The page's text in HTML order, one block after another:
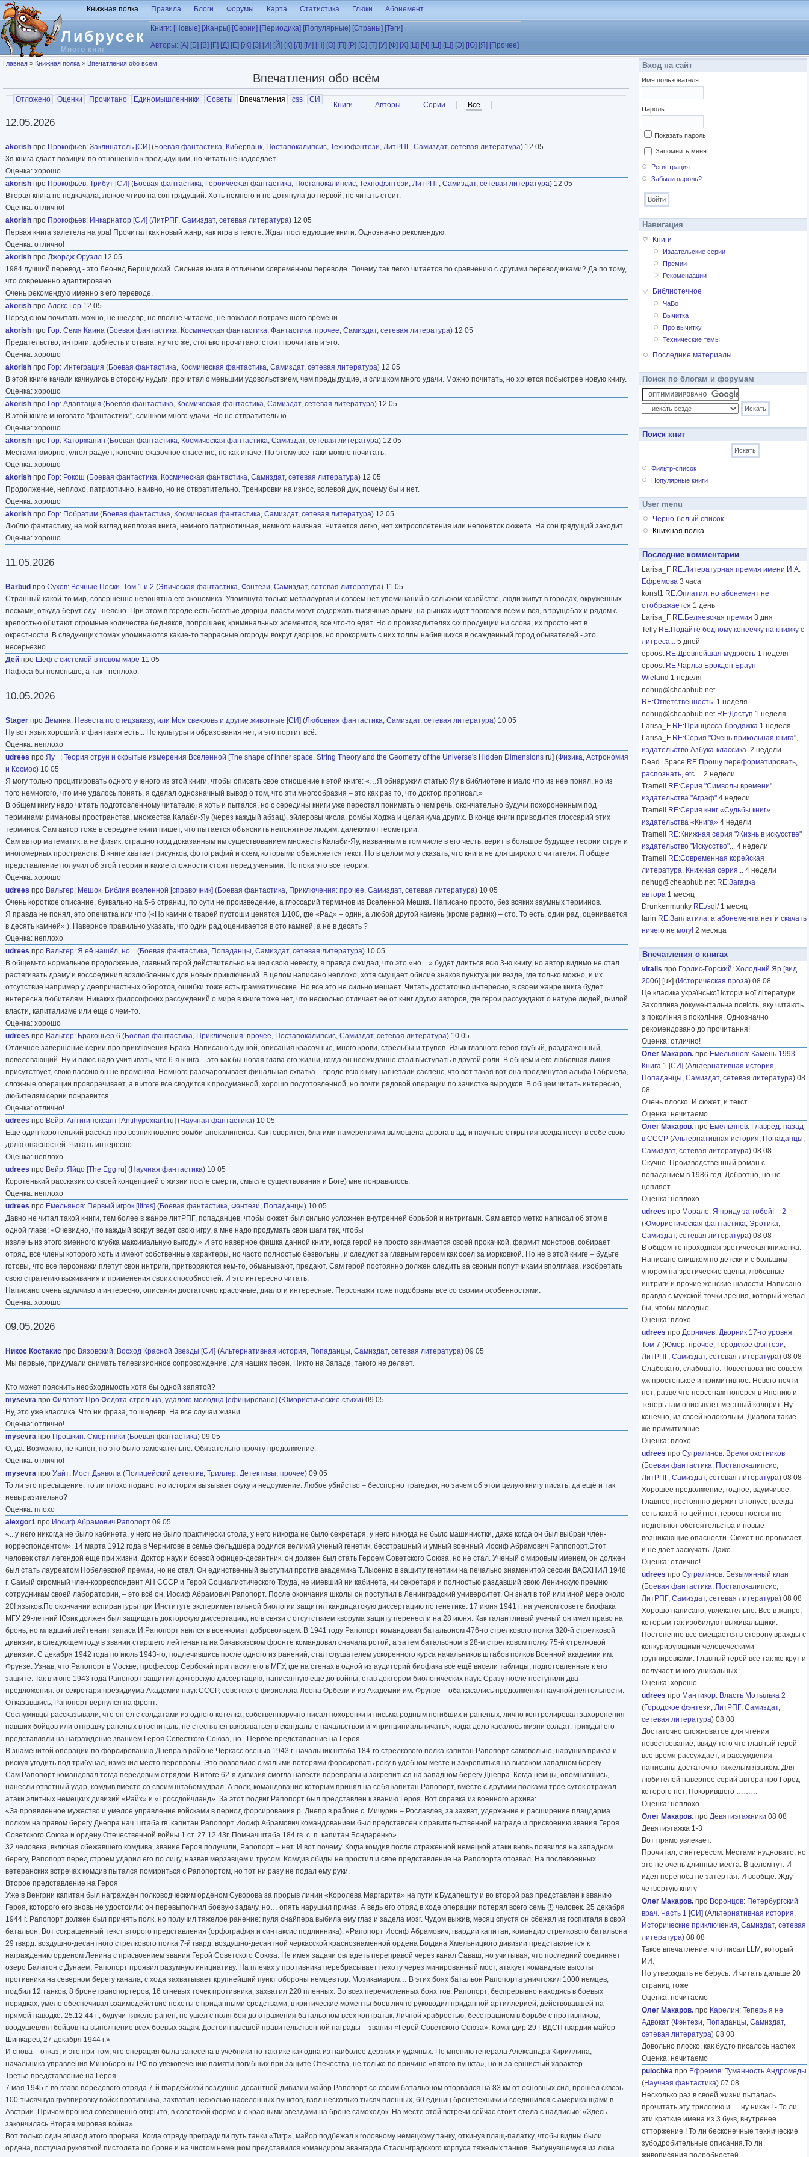
Перейти к основному содержанию
Либрусек
Много книг
Книжная полка Правила Блоги Форумы Карта Статистика Глюки Абонемент
Книги: [Новые] [Жанры] [Серии] [Периодика] [Популярные] [Страны] [Теги]
Авторы: [А] [Б] [В] [Г] [Д] [Е] [Ж] [З] [И] [Й] [К] [Л] [М] [Н] [О] [П] [Р] [С] [Т] [У] [Ф] [Х] [Ц] [Ч] [Ш] [Щ] [Э] [Ю] [Я] [Прочее]
Вы здесь
Главная » Книжная полка » Впечатления обо всём
Впечатления обо всём
Главные вкладки
Отложено Оценки Прочитано Единомышленники Советы Впечатления (активная вкладка)
css СИ
Вторичные вкладки Книги Авторы Серии Все
12.05.2026
akorish про Прокофьев: Заклинатель [СИ] (Боевая фантастика, Киберпанк, Постапокалипсис, Технофэнтези, ЛитРПГ, Самиздат, сетевая литература) 12 05
3я книга сдает позиции по отношению к предыдущим, но читать не надоедает.
Оценка: хорошо
akorish про Прокофьев: Трибут [СИ] (Боевая фантастика, Героическая фантастика, Постапокалипсис, Технофэнтези, ЛитРПГ, Самиздат, сетевая литература) 12 05
Вторая книга не подкачала, легкое чтиво на сон грядущий. Хоть немного и не дотянула до первой, но читать стоит.
Оценка: отлично!
akorish про Прокофьев: Инкарнатор [СИ] (ЛитРПГ, Самиздат, сетевая литература) 12 05
Первая книга залетела на ура! Прочитал как новый жанр, как игра в тексте. Ждал последующие книги. Однозначно рекомендую.
Оценка: отлично!
akorish про Джордж Оруэлл 12 05
1984 лучший перевод - это Леонид Бершидский. Сильная книга в отличном современном переводе. Почему так легко читается по сравнению с другими переводчиками? Да по тому,
что современно адаптировано.
Очень рекомендую именно в его переводе.
akorish про Алекс Гор 12 05
Перед сном почитать можно, не шедевр, но вполне читаемо, не пожалел потраченного времени.
akorish про Гор: Семя Каина (Боевая фантастика, Космическая фантастика, Фантастика: прочее, Самиздат, сетевая литература) 12 05
Предательство, интриги, доблесть и отвага, ну что же, столько прочитано, стоит прочитать и это.
Оценка: хорошо
akorish про Гор: Интеграция (Боевая фантастика, Космическая фантастика, Самиздат, сетевая литература) 12 05
В этой книге качели качнулись в сторону нудьги, прочитал с меньшим удовольствием, чем предыдущие, и слишком много удачи. Можно почитать, но хочется побыстрее новую книгу.
Оценка: хорошо
akorish про Гор: Адаптация (Боевая фантастика, Космическая фантастика, Самиздат, сетевая литература) 12 05
В этой книге многовато "фантастики", слишком много удачи. Но не отвратительно.
Оценка: хорошо
akorish про Гор: Каторжанин (Боевая фантастика, Космическая фантастика, Самиздат, сетевая литература) 12 05
Местами юморно, улгол радует, конечно сказочное спасение, но как иначе. По этому все-таки можно почитать.
Оценка: хорошо
akorish про Гор: Рокош (Боевая фантастика, Космическая фантастика, Самиздат, сетевая литература) 12 05
Продолжение, неплохо, патриотично, наивно, но не отвратительно. Тренировки на износ, волевой дух, почему бы и нет.
Оценка: хорошо
akorish про Гор: Побратим (Боевая фантастика, Космическая фантастика, Самиздат, сетевая литература) 12 05
Люблю фантастику, на мой взгляд неплохая книга, немного патриотичная, немного наивная. Читается легко, нет хитросплетения или непоняток сюжета. На сон грядущий заходит.
Оценка: хорошо
11.05.2026
Barbud про Сухов: Вечные Пески. Том 1 и 2 (Эпическая фантастика, Фэнтези, Самиздат, сетевая литература) 11 05
Странный какой-то мир, совершенно непонятна его экономика. Упомянута только металлургия и совсем нет упоминаний о сельском хозяйстве, люди живут в городах, окруженных
песками, откуда берут еду - неясно. При этом в городе есть богатые дворцы, власти могут содержать тысячные армии, на рынках идет торговля всем и вся, в трущобах и рядом с
крепостью обитают огромные количества бедняков, попрошаек, криминальных элементов, все что-то едят. Но о производителях с/х продукции ни слова, их просто нет в
окрестности. В следующих томах упоминаются какие-то террасные огороды вокруг дворцов, но прокормить с них толпы набившихся в осажденный город обывателей - это
несерьезно.
Дей про Шеф с системой в новом мире 11 05
Пафоса бы поменьше, а так - неплохо.
10.05.2026
Stager про Демина: Невеста по спецзаказу, или Моя свекровь и другие животные [СИ] (Любовная фантастика, Самиздат, сетевая литература) 10 05
Ну вот язык хороший, и фантазия есть... Но культуры и образования нет, и это портит всё.
Оценка: неплохо
udrees про Яу : Теория струн и скрытые измерения Вселенной [The shape of inner space. String Theory and the Geometry of the Universe's Hidden Dimensions ru] (Физика, Астрономия
и Космос) 10 05
Я могу только процитировать одного ученого из этой книги, чтобы описать свое отношение к этой книге: «…Я обнаружил статью Яу в библиотеке и мало что из нее понял, но из
того немногого, что мне удалось понять, я сделал однозначный вывод о том, что эти многообразия – это как раз то, что доктор прописал.»
В общем книгу надо читать подготовленному читателю, я хоть и пытался, но с середины книги уже перестал понимать о чем речь, окончательно будучи похороненным под
терминами римановы пространства, множества Калаби-Яу (через каждый абзац), эйлеровы числа, ромбы Ходжа и целая куча других. В конце книги приводится глоссарий этих
терминов. Сам автор тоже в середине книги пишет, что пытается объяснить непонятное людям, далеким от геометрии.
Сам автор математик, а не физик, страшно горд доказанным им существованием множеств Калаби-Яу, названным в том числе в его честь, верит в большое будущее теории струн и
многомерных пространств. В книге хватает рисунков, фотографий и схем, которыми объясняется текст. Но в целом могу сказать, что книга не для широкого читателя. Я общее
представление получил об этой теории и какие сложности стоят перед учеными. Но пока это все теория.
Оценка: хорошо
udrees про Вальтер: Мешок. Библия вселенной [справочник] (Боевая фантастика, Приключения: прочее, Самиздат, сетевая литература) 10 05
Очень короткое описание, буквально на 5-6 страниц, по сути не произведение, а глоссарий терминов из Вселенной Мешка. Написано просто, без всяких заумных терминов.
Я правда не понял, это опечатка или что («Но камни с тварей пустоши ценятся 1/100, где «Рад» – один, а любой другой камень (кроме редких) – сто. То есть, один рад, оценивается
в десять камней».). Наверное правильно указать, что один рад оценивается в сто камней, а не в десять ?
Оценка: неплохо
udrees про Вальтер: Я её нашёл, но... (Боевая фантастика, Попаданцы, Самиздат, сетевая литература) 10 05
В общем-то нормальное продолжение, главный герой действительно нашел свою невесту, я правда ожидал, что это «но…» будет длиться всю 3-ю книгу, но автор видимо не стал
растягивать драму и воссоединил возлюбленных для новых приключений. В целом написано неплохо, хотя смущает обилие знаков пунктуации везде, где только можно, и их
отсутствие например у деепричастных оборотов, ошибки тоже есть грамматические. Но все это не сильно мешает. Читать достаточно интересно, в своем жанре книга будет
интересна любителям. Никаких философских рассуждений о мире в книге тоже нет, что несколько отличает ее от книг других авторов, где герои рассуждают о натуре людей, гнилой
власти, капитализме или еще о чем-то.
Оценка: хорошо
udrees про Вальтер: Браконьер 6 (Боевая фантастика, Приключения: прочее, Постапокалипсис, Самиздат, сетевая литература) 10 05
Отличное завершение серии про приключения Брака. Написано с душой, описания красочные, много крови, стрельбы и трупов. Язык главного героя грубый, раздраженный,
повелевающий. Ну и плюс надо учитывать, что 6-я книга – это как бы новая глава его жизни, когда он неожиданно стал выступать в другой роли. В общем и его любовная линия
присутствует, свою пассию он не променял. Немного разочаровывает финальная схватка – вроде всю книгу нагнетали саспенс, что вот такая вот она продвинутая альфа Габриела,
сложные операции проворачивает, а в итоге все сводится к продуманной, хорошо подготовленной, но почти рядовой операции по зачистке выродков. В общем читать интересно,
любителям серии понравится.
Оценка: отлично!
udrees про Вейр: Антигипоксант [Antihypoxiantru] (Научная фантастика) 10 05
Еще один коротенький рассказ про возникновение зомби-апокалипсиса. Как говорится, благими намерениями вымощена дорога в ад, и научные открытия всегда несут в себе свою
долю опасностей. Читать интересно.
Оценка: неплохо
udrees про Вейр: Яйцо [The Egg ru] (Научная фантастика) 10 05
Коротенький рассказик со своей концепцией о жизни после смерти, смысле существования и Боге) мне понравилось.
Оценка: неплохо
udrees про Емельянов: Первый игрок [litres] (Боевая фантастика, Фэнтези, Попаданцы) 10 05
Давно не читал такой книги, тем более в жанре литРПГ, попаданцев, чтобы сюжет был сильно усложнен внутренней борьбой и интригами. Сам автор метко написал об этом в
одной главе: «Очевидно, что каждый вокруг ведет свою игру, а мне надо продумать свои шаги так, чтобы
извлечь из этого змеиного клубка максимальную выгоду.» И это наверное фишка данной книги, когда герой не просто занимается своей прокачкой, фармит монстров, собирает
отряд, все члены которого хоть и имеют собственные характеры, но часто полностью безвольны, и следуют за главным героем как осел за морковкой. Но не в этой книге – будьте
готовы, что все персонажи плетут свои интриги, притворяются кем-то, обманывают, предают. Сам герой постоянно должен следить за своими попутчиками вполглаза, изобретать
свою стратегию выживания и применения своих способностей. И это интересно читать.
Написано очень вдумчиво и интересно, описания достаточно красочные, диалоги интересные. Персонажи тоже подобраны все со своими особенностями.
Оценка: хорошо
09.05.2026
Никос Костакис про Вязовский: Восход Красной Звезды [СИ] (Альтернативная история, Попаданцы, Самиздат, сетевая литература) 09 05
Мы первые, придумали снимать телевизионное сопровождение, для наших песен. Никто на Западе, такого не делает.
Кто может пояснить необходимость хотя бы одной запятой?
mysevra про Филатов: Про Федота-стрельца, удалого молодца [ёфицировано] (Юмористические стихи) 09 05
Ну, это уже классика. Что ни фраза, то шедевр. На все случаи жизни.
Оценка: отлично!
mysevra про Прошкин: Смертники (Боевая фантастика) 09 05
О, да. Возможно, не канон, но это было замечательно. Обязательно прочту продолжение.
Оценка: отлично!
mysevra про Уайт: Мост Дьявола (Полицейский детектив, Триллер, Детективы: прочее) 09 05
То ли это пресыщение, то ли плохо подано, но история вызывает скуку и недоумение. Любое убийство – бесспорно трагедия, но зачем об этом целую книгу писать, да ещё и так
невыразительно?
Оценка: плохо
alexgor1 про Иосиф Абрамович Рапопорт 09 05
«...у него никогда не было кабинета, у него не было практически стола, у него никогда не было секретаря, у него никогда не было машинистки, даже когда он был выбран член-
корреспондентом». 14 марта 1912 года в Чернигове в семье фельдшера родился великий ученый генетик, бесстрашный и умный военный Иосиф Абрамович Раппопорт.Этот
человек стал легендой еще при жизни. Доктор наук и боевой офицер-десантник, он должен был стать Героем Советского Союза, но не стал. Ученый с мировым именем, он должен
был стать лауреатом Нобелевской премии, но не стал. Он единственный выступил против академика Т.Лысенко в защиту генетики на печально знаменитой сессии ВАСХНИЛ 1948
г. Самый скромный член-корреспондент АН СССР и Герой Социалистического Труда, не имевший ни кабинета, ни секретаря и полностью раздавший свою Ленинскую премию
сотрудникам своей лаборатории, – это всё он, Иосиф Абрамович Рапопорт. После окончания школы он поступил в Ленинградский университет. Он знал в той или иной мере около
20! языков.По окончании аспирантуры при Институте экспериментальной биологии защитил кандидатскую диссертацию по генетике. 17 июня 1941 г. на ученом совете биофака
МГУ 29-летний Юзик должен был защищать докторскую диссертацию, но в связи с отсутствием кворума защиту перенесли на 28 июня. Как талантливый ученый он имел право на
бронь, но младший лейтенант запаса И.Рапопорт явился в военкомат добровольцем. В 1941 году Рапопорт командовал батальоном 476-го стрелкового полка 320-й стрелковой
дивизии, в следующем году в звании старшего лейтенанта на Закавказском фронте командовал сначала ротой, а затем батальоном в 28-м стрелковом полку 75-й стрелковой
дивизии. С декабря 1942 года по июль 1943-го, подлечившись после одного из ранений, стал слушателем ускоренного курса начальников штабов полков Военной академии им.
Фрунзе. Узнав, что Рапопорт в Москве, профессор Сербский пригласил его в МГУ, где на стенах в одной из аудиторий биофака всё ещё висели таблицы, подготовленные к его
защите. Так в июне 1943 года Рапопорт защитил докторскую диссертацию, написанную ещё до войны, став доктором биологических наук. Сразу после поступили два
предложения: от секретаря президиума Академии наук СССР, советского физиолога Леона Орбели и из Академии им. Фрунзе – оба касались продолжения научной деятельности.
Отказавшись, Рапопорт вернулся на фронт.
Сослуживцы рассказывали, что он ел с солдатами из одного котелка, собственноручно писал похоронки и письма родным погибших и раненых, лично контролировал захоронения
павших бойцов или отправку раненых в госпиталь, не стеснялся ввязываться в скандалы с начальством и «принципиальничать», когда дело касалось жизни солдат. трижды! его
представляли на награждение званием Героя Совесткого Союза, но...Первое представление на Героя
В знаменитой операции по форсированию Днепра в районе Черкасс осенью 1943 г. начальник штаба 184-го стрелкового полка капитан Рапопорт самовольно, нарушив приказ и
рискуя угодить под трибунал, изменил место переправы. Это позволило с малыми потерями форсировать реку в удобном месте и закрепиться на высоком западном берегу.
Сам Рапопорт командовал тогда передовым отрядом. В итоге 62-я дивизия смогла навести переправы и закрепиться на западном берегу Днепра. Когда немцы, опомнившись,
нанесли ответный удар, комдив вместе со своим штабом удрал. А полк, командование которым принял на себя капитан Рапопорт, вместе с другими полками трое суток отражал
атаки элитных немецких дивизий «Райх» и «Гроссдойчланд». За этот подвиг Рапопорт был представлен к званию Героя. Вот справка из военного архива:
«За проявленное мужество и умелое управление войсками в период форсирования р. Днепр в районе с. Мичурин – Рославлев, за захват, удержание и расширение плацдарма
полком на правом берегу Днепра нач. штаба гв. капитан Рапопорт Иосиф Абрамович командованием был представлен к правительственной награде и присвоению звания Героя
Советского Союза и ордену Отечественной войны 1 ст. 27.12.43г. Помначштаба 184 гв. с. п. капитан Бондаренко».
32 человека, включая сбежавшего комдива, звание Героя получили, Рапопорт – нет. И вот почему. Когда комдив после отраженной немецкой атаки вновь появился на западном
берегу, Рапопорт перед строем ударил его по лицу, назвав мерзавцем и трусом. Комдив обиды не простил и свое представление на Рапопорта отозвал. На послевоенных
ветеранских встречах комдив пытался помириться с Рапопортом, но тот ни разу не подал ему руки.
Второе представление на Героя
Уже в Венгрии капитан был награжден полководческим орденом Суворова за прорыв линии «Королева Маргарита» на пути к Будапешту и во второй раз представлен к званию
Героя, которого его вновь не удостоили: он перевыполнил боевую задачу, но… опять нарушил приказ. А ведь его отряд в ходе операции потерял всего семь (!) человек. 25 декабря
1944 г. Рапопорт должен был принять полк, но получил тяжелое ранение: пуля снайпера выбила ему глаз и задела мозг. Чудом выжив, месяц спустя он сбежал из госпиталя в свой
батальон. Вот сокращенный текст второго представления (орфография и синтаксис подлинника): «Рапопорт Иосиф Абрамович, гвардии капитан, командир стрелкового батальона
29 гвард. воздушно-десантного стрелкового полка 7-й гвард. воздушно-десантной черкасской краснознаменной ордена Богдана Хмельницкого дивизии представляется к
награждению орденом Ленина с присвоением звания Герой Советского Союза. Не имея задачи овладеть переправой через канал Саваш, но учитывая, что последний соединяет
озеро Балатон с Дунаем, Рапопорт проявил разумную инициативу. На плечах у противника перебрасывает пехоту через минированный мост, атакует командные высоты
противника на северном берегу канала, с хода захватывает крупнейший пункт обороны немцев гор. Мозикамаром… В этих боях батальон Рапопорта уничтожил 1000 немцев,
подбил 12 танков, 8 бронетранспортеров, 16 огневых точек противника, захватил 220 пленных. Во всех перечисленных боях тов. Рапопорт, беспрерывно находясь в боевых
порядках, умело обеспечивал взаимодействие пехоты с приданными средствами, в критические моменты боев лично руководил приданной артиллерией, действовавшей на
прямой наводке. 25.12.44 г., будучи тяжело ранен, не ушел с поля боя до отражения батальоном всех контратак. Личной храбростью, бесстрашием в борьбе с противником,
воодушевлял бойцов на выполнение всех боевых задач. Достоин высшей правительственной награды – звания «Герой Советского Союза». Командир 29 ГВДСП гвардии майор
Шинкарев, 27 декабря 1944 г.»
И снова – отказ, и это при том, что операция была занесена в учебники по тактике как одна из наиболее дерзких и удачных. По мнению генерала Александра Кириллина,
начальника управления Минобороны РФ по увековечению памяти погибших при защите Отечества, не только по причине «пятого пункта», но и за ершистый характер.
Третье представление на Героя
7 мая 1945 г. во главе передового отряда 7-й гвардейской воздушно-десантной дивизии майор Рапопорт со своим батальоном оторвался на 83 км от основных сил, прошел сквозь
100-тысячную группировку войск противника, захватил несколько населенных пунктов, взял несколько тысяч пленных, 60 единиц бронетехники и соединился с американцами в
Австрии. Причем прошел совершенно открыто, в советской форме и с красными звездами на броне самоходок. На месте этой встречи сейчас стоит стела с надписью: «Здесь
закончилась Вторая мировая война».
Вот только один эпизод этого прорыва. Когда отряду преградили путь танки «Тигр», майор подбежал к головному немецкому танку, откинув плащ-палатку, чтобы видны были
ордена, постучал рукояткой пистолета по броне и на чистом немецком представился командиром авангарда Сталинградского корпуса тяжелых танков. Высунувшемуся из люка
Вход на сайт
Имя пользователя
Пароль
Показать пароль
Запомнить меня
Регистрация
Забыли пароль?
Навигация
Книги
Издательские серии
Премии
Рекомендации
Библиотечное
ЧаВо
Вычитка
Про вычитку
Технические темы
Последние материалы
Поиск по блогам и форумам
Поиск книг
Фильтр-список
Популярные книги
User menu
Чёрно-белый список
Книжная полка
Последние комментарии
Larisa_F RE:Литературная премия имени И.А.
Ефремова 3 часа
konst1 RE:Оплатил, но абонемент не
отображается 1 день
Larisa_F RE:Беляевская премия 3 дня
Telly RE:Подайте бедному копеечку на книжку с
литреса... 5 дней
epoost RE:Древнейшая мудрость 1 неделя
epoost RE:Чарльз Брокден Браун -
Wieland 1 неделя
nehug@cheaphub.net
RE:Ответственность. 1 неделя
nehug@cheaphub.net RE:Доступ 1 неделя
Larisa_F RE:Принцесса-бродяжка 1 неделя
Larisa_F RE:Серия "Очень прикольная книга",
издательство Азбука-классика 2 недели
Dead_Space RE:Прошу переформатировать,
распознать, etc... 2 недели
Tramell
RE:Серия "Символы времени"
издательства "Аграф" 4 недели
Tramell
RE:Серия книг «Судьбы книг»
издательства «Книга» 4 недели
Tramell
RE:Книжная серия "Жизнь в искусстве"
издательство "Искусство"... 4 недели
Tramell
RE:Современная корейская
литература. Книжная серия... 4 недели
nehug@cheaphub.net RE:Загадка
автора 1 месяц
Drunkenmunky RE:/sql/ 1 месяц
larin RE:Заплатила, а абонемента нет и скачать
ничего не могу! 2 месяца
Впечатления о книгах
vitalis про Горлис-Горский: Холодний Яр [вид.
2006] [uk] (Историческая проза) 08 08
Це класика української історичної літератури.
Захоплива документальна повість, яку читають
з покоління в покоління. Однозначно
рекомендовано до прочитання!
Оценка: отлично!
Олег Макаров. про Емельянов: Камень 1993.
Книга 1 [СИ] (Альтернативная история,
Попаданцы, Самиздат, сетевая литература) 08
08
Очень плоско. И сюжет, и текст
Оценка: нечитаемо
Олег Макаров. про Емельянов: Главред: назад
в СССР (Альтернативная история, Попаданцы,
Самиздат, сетевая литература) 08 08
Скучно. Производственный роман с
попаданием в 1986 год. Добротно, но не
цепляет
Оценка: неплохо
udrees про Морале: Я приду за тобой! – 2
(Юмористическая фантастика, Эротика,
Самиздат, сетевая литература) 08 08
В общем-то проходная эротическая книжонка.
Написано слишком по детски и с большим
упором на эротические сцены, любовные
интриги и прочие женские шалости. Написано
правда с мужской точки зрения, который желал
бы, чтобы молодые ………
Оценка: плохо
udrees про Дорничев: Дворник 17-го уровня.
Том 7 (Юмор: прочее, Городское фэнтези,
ЛитРПГ, Самиздат, сетевая литература) 08 08
Слабовато, слабовато. Повествование совсем
уж простенькое и примитивное. Нового почти
нет, разве что персонаж поперся в Японию и
теперь там описывает местный колорит. Ну
конечно, из своей колокольни. Диалоги такие
же примитивные ………
Оценка: плохо
udrees про Сугралинов: Время охотников
(Боевая фантастика, Постапокалипсис,
ЛитРПГ, Самиздат, сетевая литература) 08 08
Хорошее продолжение, годное, вдумчивое.
Главное, постоянно держит в тонусе, всегда
есть какой-то цейтнот, героев постоянно
подгоняют обстоятельства и новые
возникающие опасности. Сюжет не провисает,
и не дает заскучать. Даже ………
Оценка: отлично!
udrees про Сугралинов: Безымянный клан
(Боевая фантастика, Постапокалипсис,
ЛитРПГ, Самиздат, сетевая литература) 08 08
Хорошо написано, увлекательно. Все в жанре,
которым так изобилуют выживальщики.
Постепенно все смещается в сторону вражды с
конкурирующими человеческими
группировками. Главный герой все так же крут и
получает много уникальных ………
Оценка: хорошо
udrees про Мантикор: Власть Мотылька 2
(Городское фэнтези, ЛитРПГ, Самиздат,
сетевая литература) 08 08
Достаточно сложноватое для чтения
повествование, ввиду того что главный герой
все время рассуждает, и рассуждения
написаны достаточно тяжелым языком. Для
любителей наверное серий автора про Город
которого нет, Покорившего ………
Оценка: неплохо
Олег Макаров. про Девятиэтажники 08 08
Девятиэтажка 1-3
Вот прямо увлекает.
Прочитал, с интересом. Местами нудновато, но
это не очень длинные места. В целом гут. И
идея переноса не затёртая. И вообще. Жду
четвёртую книгу
Олег Макаров. про Воронцов: Петербургский
врач. Часть 1 [СИ] (Альтернативная история,
Исторические приключения, Самиздат, сетевая
литература) 08 08
Такое впечатление, что писал LLM, который
ИИ.
Но утверждать не берусь. И читать дальше 20
страниц тоже
Оценка: нечитаемо
Олег Макаров. про Карелин: Теперь я не
Адвокат (Фэнтези, Попаданцы, Самиздат,
сетевая литература) 08 08
Довольно плоско, как будто писалось наспех
Оценка: нечитаемо
pulochka про Ефремов: Туманность Андромеды
(Научная фантастика) 07 08
Несколько раз в своей жизни пыталась
прочитать эту трилогию и......ну никак.! - То ли
эти краткие имена из 3 букв, внутренее
отторжение ! То ли бесконечные технические
зубодробительные описания.То ли